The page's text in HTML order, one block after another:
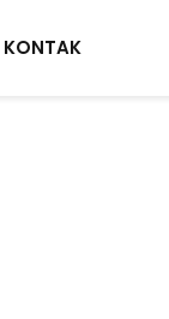
KONTAK